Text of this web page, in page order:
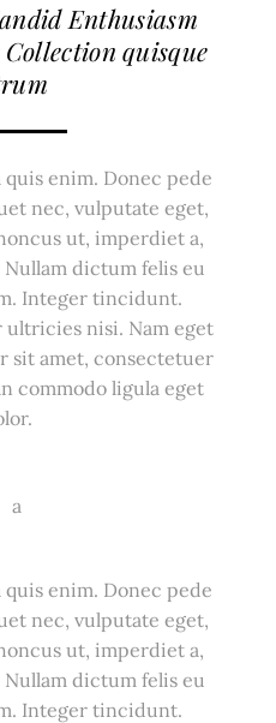
Enthusiasm
quisque
quis enim. Donec pede
nec, vulputate eget,
ut, imperdiet a,
dictum felis eu
Integer tincidunt.
nisi. Nam eget
sit amet, consectetuer
commodo ligula eget
quis enim. Donec pede
nec, vulputate eget,
ut, imperdiet a,
dictum felis eu
Integer tincidunt.